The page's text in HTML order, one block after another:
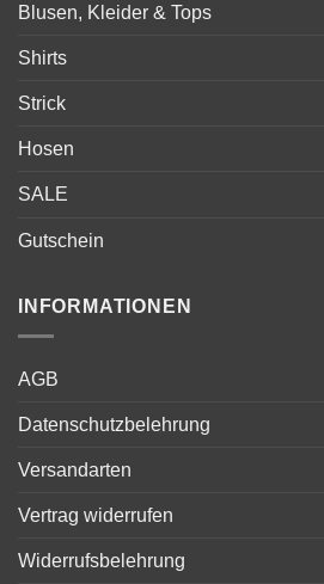
Blusen, Kleider & Tops
Shirts
Strick
Hosen
SALE
Gutschein
INFORMATIONEN
AGB
Datenschutzbelehrung
Versandarten
Vertrag widerrufen
Widerrufsbelehrung